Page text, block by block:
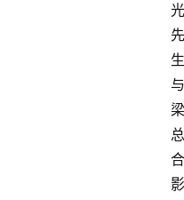
光
先
生
与
梁
总
合
影